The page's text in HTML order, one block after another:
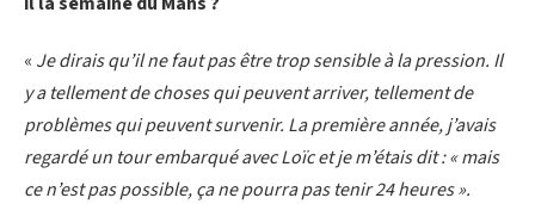
« Je dirais qu’il ne faut pas être trop sensible à la pression. Il
y a tellement de choses qui peuvent arriver, tellement de
problèmes qui peuvent survenir. La première année, j’avais
regardé un tour embarqué avec Loïc et je m’étais dit : « mais
ce n’est pas possible, ça ne pourra pas tenir 24 heures ».